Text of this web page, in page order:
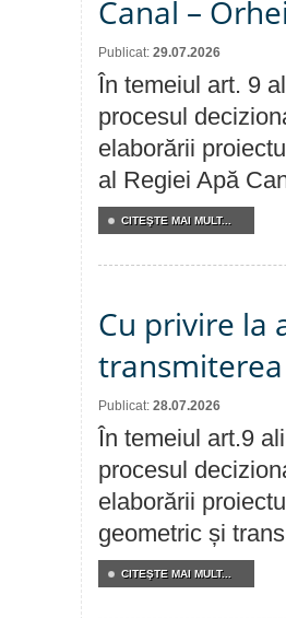
Canal –
Publicat: 29.07.2026
În temeiul art. 9
procesul
elaborării
al Regiei Apă
CITEŞTE MAI MULT...
Cu privire la
Publicat: 28.07.2026
În temeiul art.9
procesul
elaborării
geometric și
CITEŞTE MAI MULT...